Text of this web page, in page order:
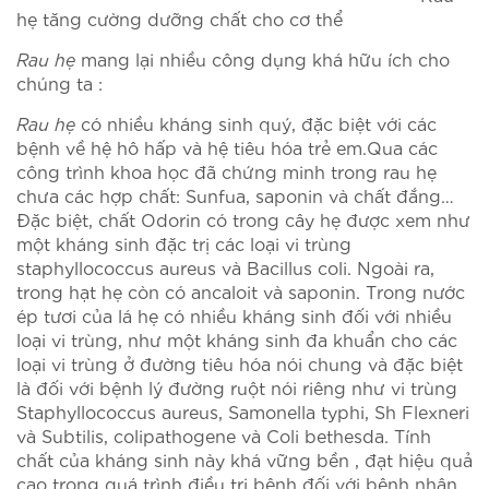
hẹ tăng cường dưỡng chất cho cơ thể
Rau hẹ mang lại nhiều công dụng khá hữu ích cho
chúng ta :
Rau hẹ có nhiều kháng sinh quý, đặc biệt với các
bệnh về hệ hô hấp và hệ tiêu hóa trẻ em.Qua các
công trình khoa học đã chứng minh trong rau hẹ
chưa các hợp chất: Sunfua, saponin và chất đắng…
Đặc biệt, chất Odorin có trong cây hẹ được xem như
một kháng sinh đặc trị các loại vi trùng
staphyllococcus aureus và Bacillus coli. Ngoài ra,
trong hạt hẹ còn có ancaloit và saponin. Trong nước
ép tươi của lá hẹ có nhiều kháng sinh đối với nhiều
loại vi trùng, như một kháng sinh đa khuẩn cho các
loại vi trùng ở đường tiêu hóa nói chung và đặc biệt
là đối với bệnh lý đường ruột nói riêng như vi trùng
Staphyllococcus aureus, Samonella typhi, Sh Flexneri
và Subtilis, colipathogene và Coli bethesda. Tính
chất của kháng sinh này khá vững bền , đạt hiệu quả
cao trong quá trình điều trị bênh đối với bệnh nhân .